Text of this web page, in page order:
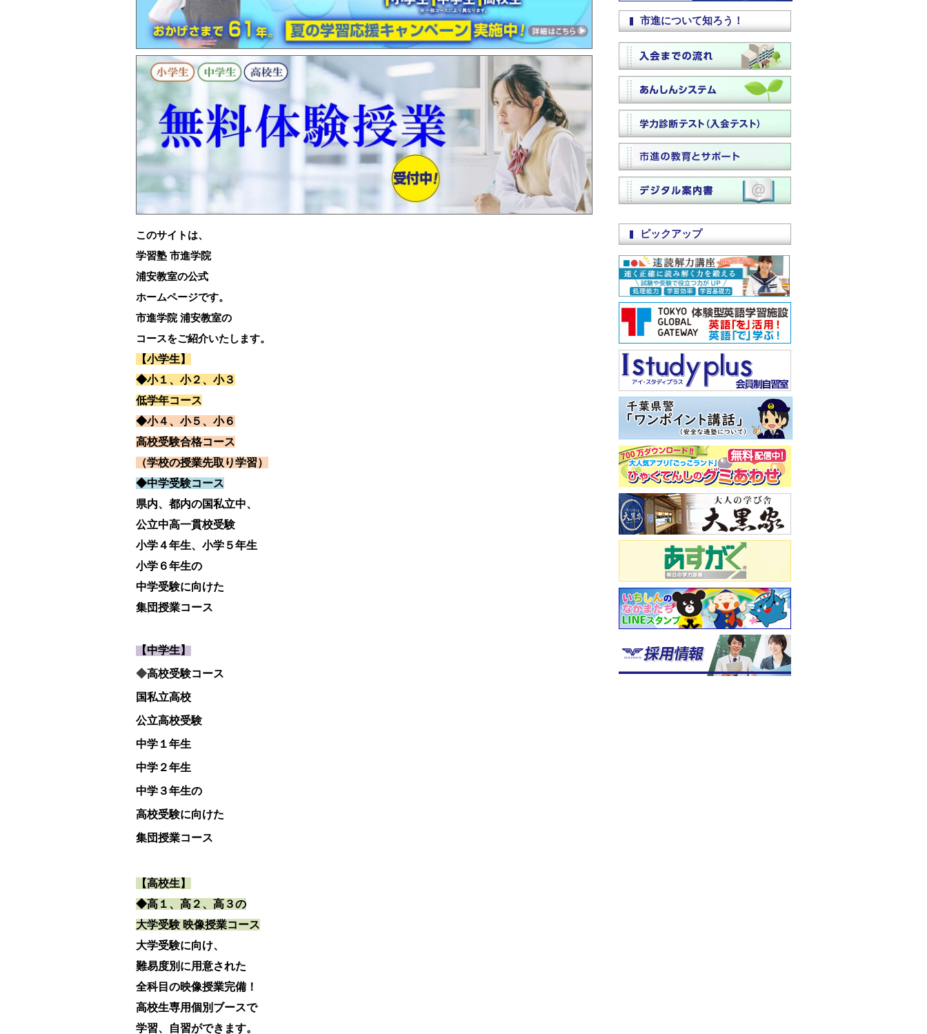
このサイトは、
学習塾 市進学院
浦安教室の公式
ホームページです。
市進学院 浦安教室の
コースをご紹介いたします。
【小学生】
◆小１、小２、小３
低学年コース
◆小４、小５、小６
高校受験合格コース
（学校の授業先取り学習）
◆中学受験コース
県内、都内の国私立中、
公立中高一貫校受験
小学４年生、小学５年生
小学６年生の
中学受験に向けた
集団授業コース
【中学生】
◆高校受験コース
国私立高校
公立高校受験
中学１年生
中学２年生
中学３年生の
高校受験に向けた
集団授業コース
【高校生】
◆高１、高２、高３の
大学受験 映像授業コース
大学受験に向け、
難易度別に用意された
全科目の映像授業完備！
高校生専用個別ブースで
学習、自習ができます。
市進について知ろう！
ピックアップ